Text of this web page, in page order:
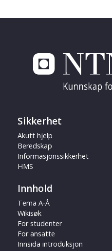
Sikkerhet
Akutt hjelp
Beredskap
Informasjonssikkerhet
HMS
Innhold
Tema A-Å
Wikisøk
For studenter
For ansatte
Innsida introduksjon